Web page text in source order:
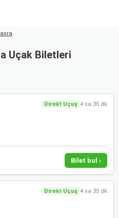
Uçak Biletleri
Direkt Uçuş 4 sa 35 dk
Bilet bul ›
Direkt Uçuş 4 sa 35 dk